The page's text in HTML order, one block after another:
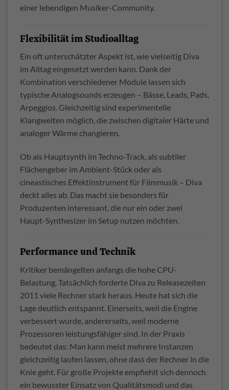
einer lebendigen Musiker-Community.
Flexibilität im Studioalltag
Ein oft unterschätzter Aspekt ist, wie vielseitig Diva
im Alltag eingesetzt werden kann. Dank der
Kombination verschiedener Module lassen sich
typische Analogsounds erzeugen – Bässe, Leads, Pads,
Arpeggios. Gleichzeitig sind experimentelle
Klangwelten möglich, die zwischen digitaler Härte und
analoger Wärme changieren.
Ob als Hauptsynth im Techno-Track, als subtiler
Flächengeber im Ambient-Stück oder als
cineastisches Effektinstrument für Filmmusik – Diva
deckt alles ab. Das macht sie besonders für
Produzenten interessant, die nur ein oder zwei
Haupt-Synthesizer im Setup nutzen möchten.
Performance und Technik
Kritiker bemängelten anfangs die hohe CPU-
Belastung. Tatsächlich forderte Diva zu Releasezeiten
2011 viele Rechner stark heraus. Heute hat sich die
Lage deutlich entspannt. Einerseits, weil die Engine
verbessert wurde, andererseits, weil moderne
Prozessoren leistungsfähiger sind. In der Praxis
bedeutet das: Man kann meist mehrere Instanzen
gleichzeitig laufen lassen, ohne dass der Rechner in die
Knie geht. Für große Projekte empfiehlt sich dennoch
ein bewusster Einsatz von Qualitätsmodi und das